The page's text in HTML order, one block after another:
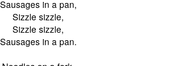
Sausages in a pan,
Sizzle sizzle,
Sizzle sizzle,
Sausages in a pan.